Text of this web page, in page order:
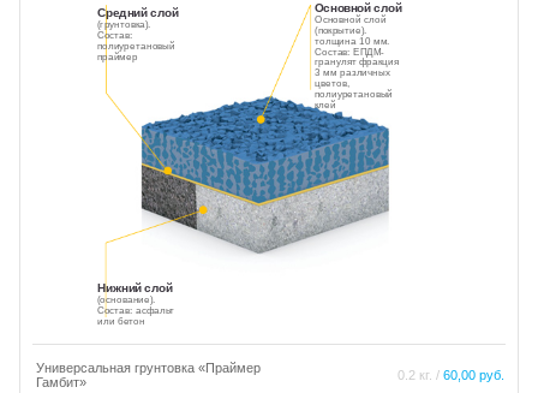
Нижний слой
(основание).
Состав: асфальт
или бетон
Средний слой
(грунтовка).
Состав:
полиуретановый
праймер
Основной слой
Основной слой
(покрытие).
толщина 10 мм.
Состав: ЕПДМ-
гранулят фракция
3 мм различных
цветов,
полиуретановый
клей
Универсальная грунтовка «Праймер
Гамбит»
0.2 кг. / 60,00 руб.